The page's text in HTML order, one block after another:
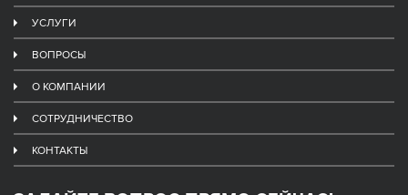
УСЛУГИ
ВОПРОСЫ
О КОМПАНИИ
СОТРУДНИЧЕСТВО
КОНТАКТЫ